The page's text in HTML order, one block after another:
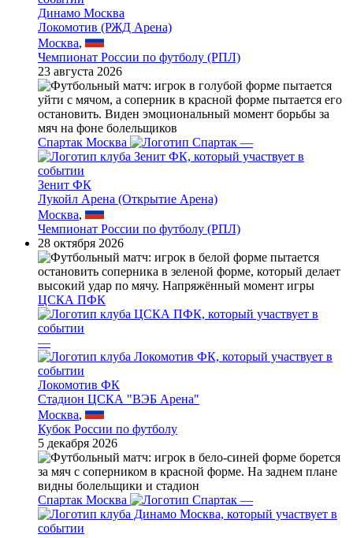
Динамо Москва
Локомотив (РЖД Арена)
Москва,
Чемпионат России по футболу (РПЛ)
23 августа 2026
Спартак Москва —
Зенит ФК
Лукойл Арена (Открытие Арена)
Москва,
Чемпионат России по футболу (РПЛ)
28 октября 2026
ЦСКА ПФК
—
Локомотив ФК
Стадион ЦСКА "ВЭБ Арена"
Москва,
Кубок России по футболу
5 декабря 2026
Спартак Москва —